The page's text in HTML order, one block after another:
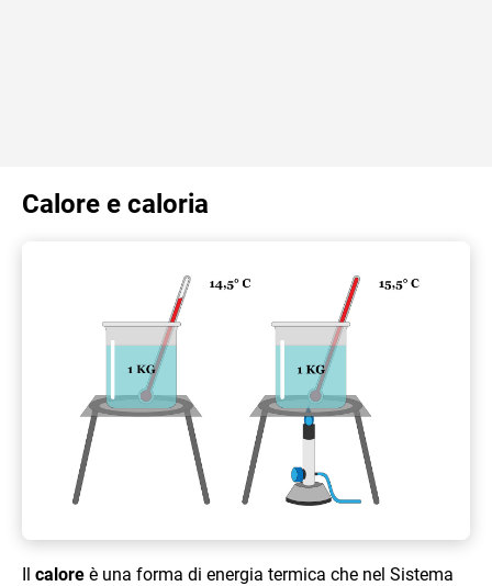
Calore e caloria
Il calore è una forma di energia termica che nel Sistema